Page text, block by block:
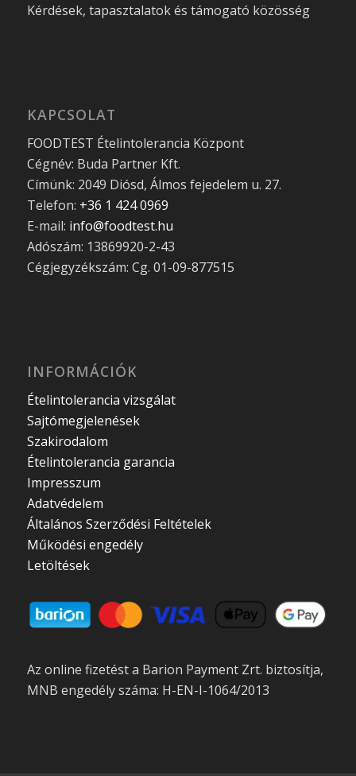
Kérdések, tapasztalatok és támogató közösség
KAPCSOLAT
FOODTEST Ételintolerancia Központ
Cégnév: Buda Partner Kft.
Címünk: 2049 Diósd, Álmos fejedelem u. 27.
Telefon: +36 1 424 0969
E-mail: info@foodtest.hu
Adószám: 13869920-2-43
Cégjegyzékszám: Cg. 01-09-877515
INFORMÁCIÓK
Ételintolerancia vizsgálat
Sajtómegjelenések
Szakirodalom
Ételintolerancia garancia
Impresszum
Adatvédelem
Általános Szerződési Feltételek
Működési engedély
Letöltések
Az online fizetést a Barion Payment Zrt. biztosítja,
MNB engedély száma: H-EN-I-1064/2013